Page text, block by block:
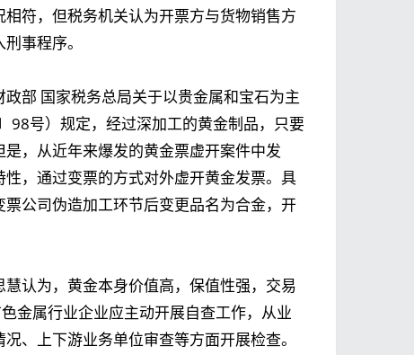
符，但税务机关认为开票方与货物销售方
事程序。
部 国家税务总局关于以贵金属和宝石为主
98号）规定，经过深加工的黄金制品，只要
，从近年来爆发的黄金票虚开案件中发
，通过变票的方式对外虚开黄金发票。具
公司伪造加工环节后变更品名为合金，开
认为，黄金本身价值高，保值性强，交易
金属行业企业应主动开展自查工作，从业
、上下游业务单位审查等方面开展检查。